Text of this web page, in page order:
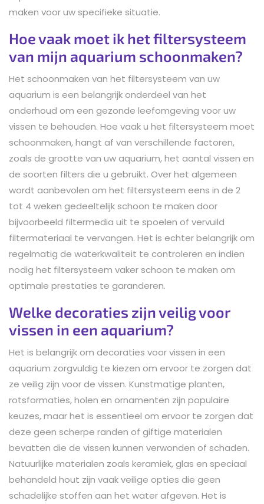
maken voor uw specifieke situatie.
Hoe vaak moet ik het filtersysteem
van mijn aquarium schoonmaken?
Het schoonmaken van het filtersysteem van uw
aquarium is een belangrijk onderdeel van het
onderhoud om een gezonde leefomgeving voor uw
vissen te behouden. Hoe vaak u het filtersysteem moet
schoonmaken, hangt af van verschillende factoren,
zoals de grootte van uw aquarium, het aantal vissen en
de soorten filters die u gebruikt. Over het algemeen
wordt aanbevolen om het filtersysteem eens in de 2
tot 4 weken gedeeltelijk schoon te maken door
bijvoorbeeld filtermedia uit te spoelen of vervuild
filtermateriaal te vervangen. Het is echter belangrijk om
regelmatig de waterkwaliteit te controleren en indien
nodig het filtersysteem vaker schoon te maken om
optimale prestaties te garanderen.
Welke decoraties zijn veilig voor
vissen in een aquarium?
Het is belangrijk om decoraties voor vissen in een
aquarium zorgvuldig te kiezen om ervoor te zorgen dat
ze veilig zijn voor de vissen. Kunstmatige planten,
rotsformaties, holen en ornamenten zijn populaire
keuzes, maar het is essentieel om ervoor te zorgen dat
deze geen scherpe randen of giftige materialen
bevatten die de vissen kunnen verwonden of schaden.
Natuurlijke materialen zoals keramiek, glas en speciaal
behandeld hout zijn vaak veilige opties die geen
schadelijke stoffen aan het water afgeven. Het is